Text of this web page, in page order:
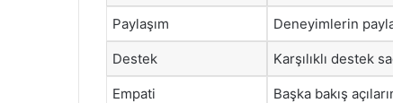
Paylaşım Deneyimlerin
Destek Karşılıklı destek
Empati Başka bakış